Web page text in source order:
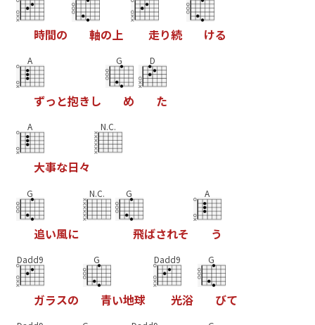
時間の 軸の 上 走り続 ける
A
ずっ と抱き し
G
め
D
た
A
大事な日々
N.C.
G
追い風に
N.C. G
飛ばされそ
A
う
Dadd9
ガラスの
G
青い地球
Dadd9
光浴
G
びて